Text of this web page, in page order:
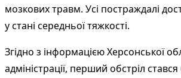
мозкових травм. Усі постраждалі
у стані середньої тяжкості.
Згідно з інформацією Херсонської
адміністрації, перший обстріл